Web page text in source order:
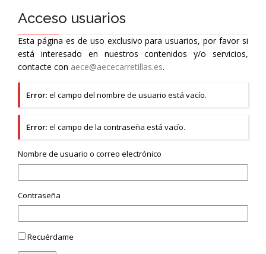
Acceso usuarios
Esta página es de uso exclusivo para usuarios, por favor si
está interesado en nuestros contenidos y/o servicios,
contacte con aece@aececarretillas.es.
Error: el campo del nombre de usuario está vacío.
Error: el campo de la contraseña está vacío.
Nombre de usuario o correo electrónico
Contraseña
Recuérdame